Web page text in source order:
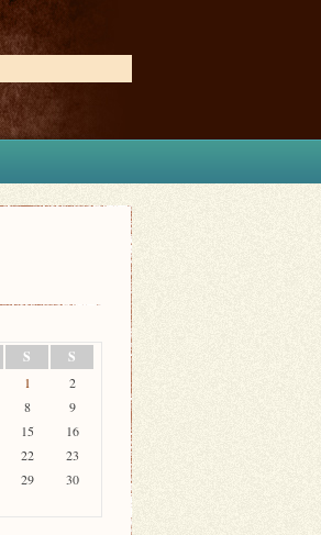
S S
1
2
8
9
15
16
22
23
29
30